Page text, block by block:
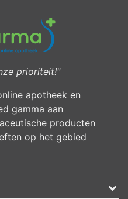
prioriteit!"
apotheek en
gamma aan
producten
op het gebied